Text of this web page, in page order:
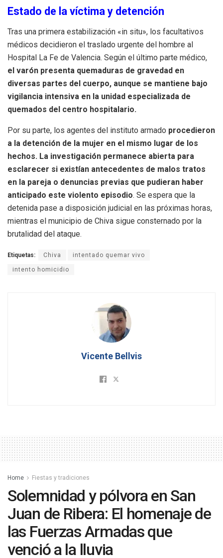
Estado de la víctima y detención
Tras una primera estabilización «in situ», los facultativos
médicos decidieron el traslado urgente del hombre al
Hospital La Fe de Valencia. Según el último parte médico,
el varón presenta quemaduras de gravedad en
diversas partes del cuerpo, aunque se mantiene bajo
vigilancia intensiva en la unidad especializada de
quemados del centro hospitalario.
Por su parte, los agentes del instituto armado procedieron
a la detención de la mujer en el mismo lugar de los
hechos. La investigación permanece abierta para
esclarecer si existían antecedentes de malos tratos
en la pareja o denuncias previas que pudieran haber
anticipado este violento episodio. Se espera que la
detenida pase a disposición judicial en las próximas horas,
mientras el municipio de Chiva sigue consternado por la
brutalidad del ataque.
Etiquetas: Chiva intentado quemar vivo
intento homicidio
Vicente Bellvis
Home Fiestas y tradiciones
Solemnidad y pólvora en San
Juan de Ribera: El homenaje de
las Fuerzas Armadas que
venció a la lluvia